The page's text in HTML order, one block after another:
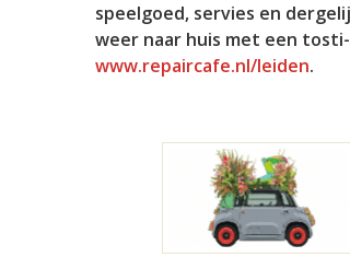
speelgoed, servies en
weer naar huis met een
www.repaircafe.nl/leiden.